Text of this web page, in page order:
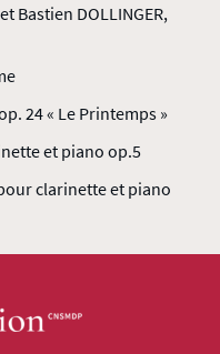
Bastien DOLLINGER,
24 « Le Printemps »
et piano op.5
clarinette et piano